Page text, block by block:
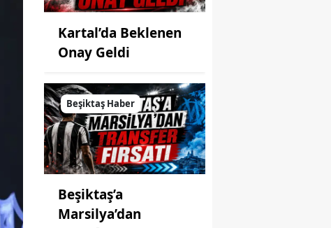
Kartal’da Beklenen
Onay Geldi
Beşiktaş Haber
Beşiktaş’a
Marsilya’dan